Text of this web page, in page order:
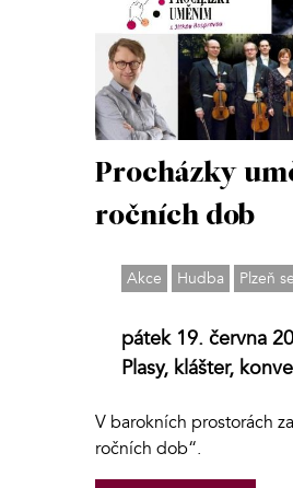
Procházky
ročních dob
Akce Hudba Plzeň
pátek 19. června
Plasy, klášter,
V barokních prostorách
ročních dob“.